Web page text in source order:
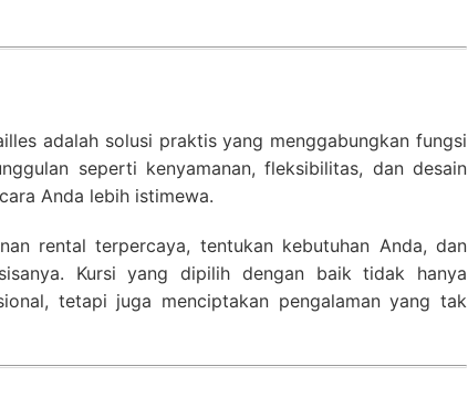
adalah solusi praktis yang menggabungkan fungsi
seperti kenyamanan, fleksibilitas, dan desain
Anda lebih istimewa.
rental terpercaya, tentukan kebutuhan Anda, dan
Kursi yang dipilih dengan baik tidak hanya
tetapi juga menciptakan pengalaman yang tak